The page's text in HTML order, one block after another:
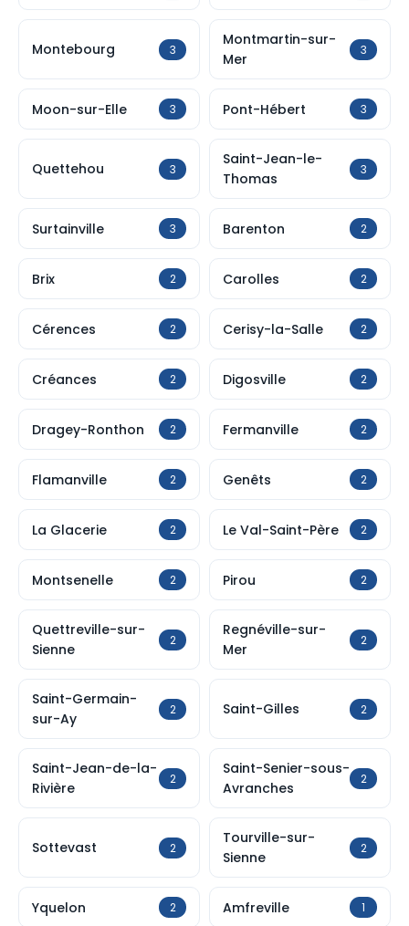
Montebourg 3
Montmartin-sur-
Mer
3
Moon-sur-Elle 3 Pont-Hébert 3
Quettehou 3
Saint-Jean-le-
Thomas
3
Surtainville 3 Barenton 2
Brix 2 Carolles 2
Cérences 2 Cerisy-la-Salle 2
Créances 2 Digosville 2
Dragey-Ronthon 2 Fermanville 2
Flamanville 2 Genêts 2
La Glacerie 2 Le Val-Saint-Père 2
Montsenelle 2 Pirou 2
Quettreville-sur-
Sienne
2
Regnéville-sur-
Mer
2
Saint-Germain-
sur-Ay
2 Saint-Gilles 2
Saint-Jean-de-la-
Rivière
2
Saint-Senier-sous-
Avranches
2
Sottevast 2
Tourville-sur-
Sienne
2
Yquelon 2 Amfreville 1